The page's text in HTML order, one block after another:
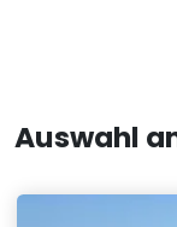
Auswahl